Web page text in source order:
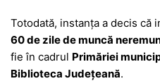
Totodată, instanța a decis că
60 de zile de muncă
fie în cadrul Primăriei
Biblioteca Județeană.